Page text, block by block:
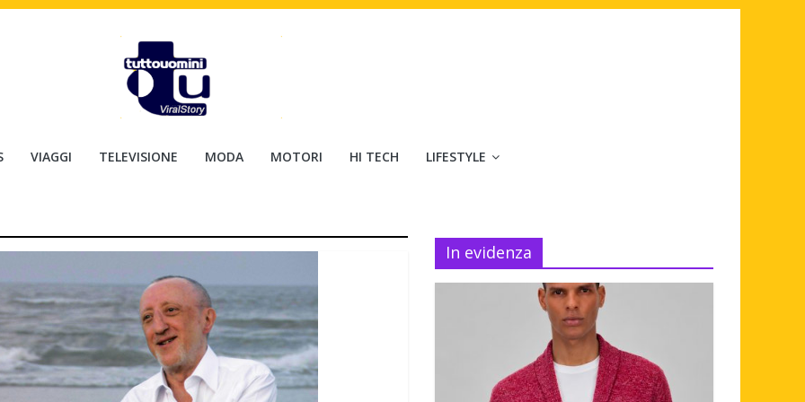
VIAGGI TELEVISIONE MODA MOTORI HI TECH LIFESTYLE
In evidenza